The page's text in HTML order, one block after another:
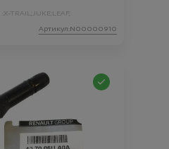
X-TRAIL; JUKE; LEAF;
Артикул:N00000910